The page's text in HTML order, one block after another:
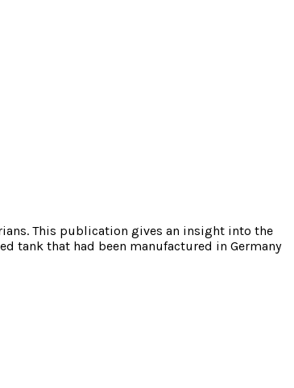
This publication gives an insight into the
tank that had been manufactured in Germany